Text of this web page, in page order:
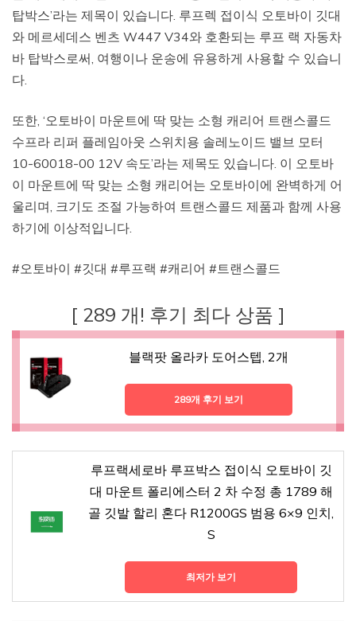
탑박스’라는 제목이 있습니다. 루프렉 접이식 오토바이 깃대
와 메르세데스 벤츠 W447 V34와 호환되는 루프 랙 자동차
바 탑박스로써, 여행이나 운송에 유용하게 사용할 수 있습니
다.
또한, ‘오토바이 마운트에 딱 맞는 소형 캐리어 트랜스콜드
수프라 리퍼 플레임아웃 스위치용 솔레노이드 밸브 모터
10-60018-00 12V 속도’라는 제목도 있습니다. 이 오토바
이 마운트에 딱 맞는 소형 캐리어는 오토바이에 완벽하게 어
울리며, 크기도 조절 가능하여 트랜스콜드 제품과 함께 사용
하기에 이상적입니다.
#오토바이 #깃대 #루프랙 #캐리어 #트랜스콜드
[ 289 개! 후기 최다 상품 ]
블랙팟 올라카 도어스텝, 2개
289개 후기 보기
루프랙세로바 루프박스 접이식 오토바이 깃
대 마운트 폴리에스터 2 차 수정 총 1789 해
골 깃발 할리 혼다 R1200GS 범용 6×9 인치,
S
최저가 보기